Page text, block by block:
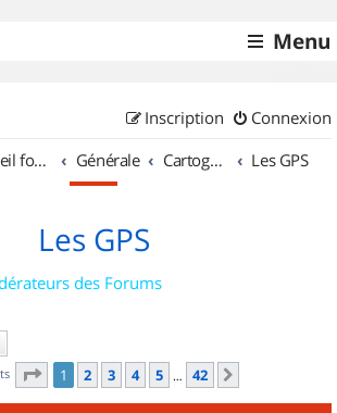
Menu
Connexion
Inscription
Accueil forum Générale Cartographie et GPS Les GPS
Les GPS
des Forums
Page 1sur
1 2 3 4 5 … 42